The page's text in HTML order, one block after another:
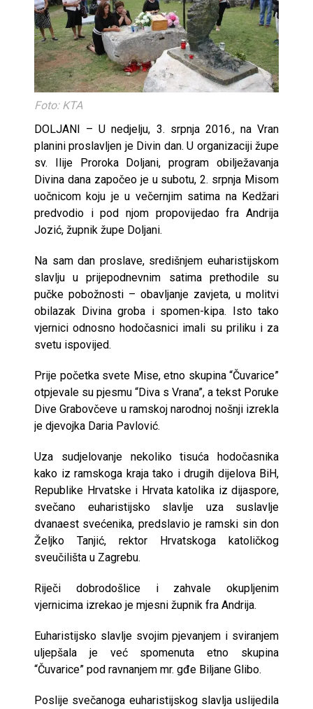
Foto: KTA
DOLJANI – U nedjelju, 3. srpnja 2016., na Vran
planini proslavljen je Divin dan. U organizaciji župe
sv. Ilije Proroka Doljani, program obilježavanja
Divina dana započeo je u subotu, 2. srpnja Misom
uočnicom koju je u večernjim satima na Kedžari
predvodio i pod njom propovijedao fra Andrija
Jozić, župnik župe Doljani.
Na sam dan proslave, središnjem euharistijskom
slavlju u prijepodnevnim satima prethodile su
pučke pobožnosti – obavljanje zavjeta, u molitvi
obilazak Divina groba i spomen-kipa. Isto tako
vjernici odnosno hodočasnici imali su priliku i za
svetu ispovijed.
Prije početka svete Mise, etno skupina “Čuvarice”
otpjevale su pjesmu “Diva s Vrana”, a tekst Poruke
Dive Grabovčeve u ramskoj narodnoj nošnji izrekla
je djevojka Daria Pavlović.
Uza sudjelovanje nekoliko tisuća hodočasnika
kako iz ramskoga kraja tako i drugih dijelova BiH,
Republike Hrvatske i Hrvata katolika iz dijaspore,
svečano euharistijsko slavlje uza suslavlje
dvanaest svećenika, predslavio je ramski sin don
Željko Tanjić, rektor Hrvatskoga katoličkog
sveučilišta u Zagrebu.
Riječi dobrodošlice i zahvale okupljenim
vjernicima izrekao je mjesni župnik fra Andrija.
Euharistijsko slavlje svojim pjevanjem i sviranjem
uljepšala je već spomenuta etno skupina
“Čuvarice” pod ravnanjem mr. gđe Biljane Glibo.
Poslije svečanoga euharistijskog slavlja uslijedila